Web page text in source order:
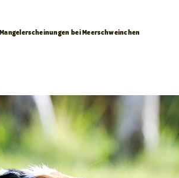
Mangelerscheinungen bei Meerschweinchen